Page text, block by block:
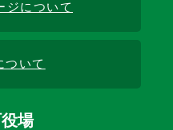
ジについて
ついて
場